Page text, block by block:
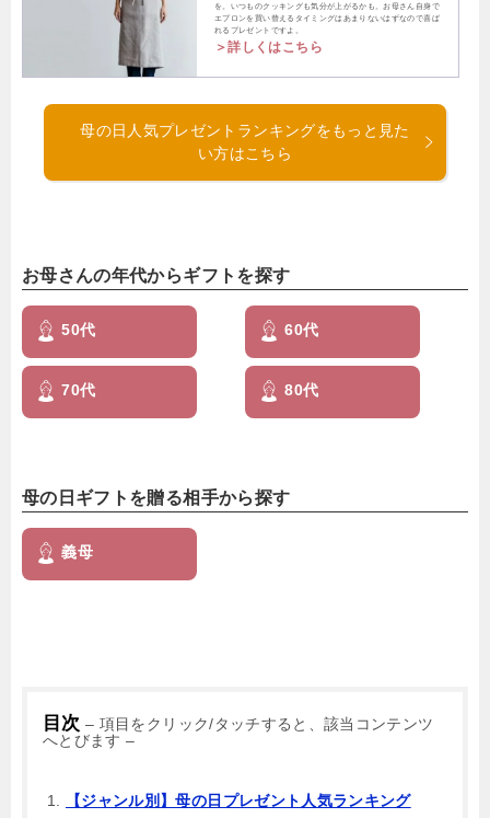
を。いつものクッキングも気分が上がるかも。お母さん自身で
エプロンを買い替えるタイミングはあまりないはずなので喜ば
れるプレゼントですよ。
＞詳しくはこちら
母の日人気プレゼントランキングをもっと見た
い方はこちら
お母さんの年代からギフトを探す
50代 60代
70代 80代
母の日ギフトを贈る相手から探す
義母
目次 – 項目をクリック/タッチすると、該当コンテンツ
へとびます –
【ジャンル別】母の日プレゼント人気ランキング